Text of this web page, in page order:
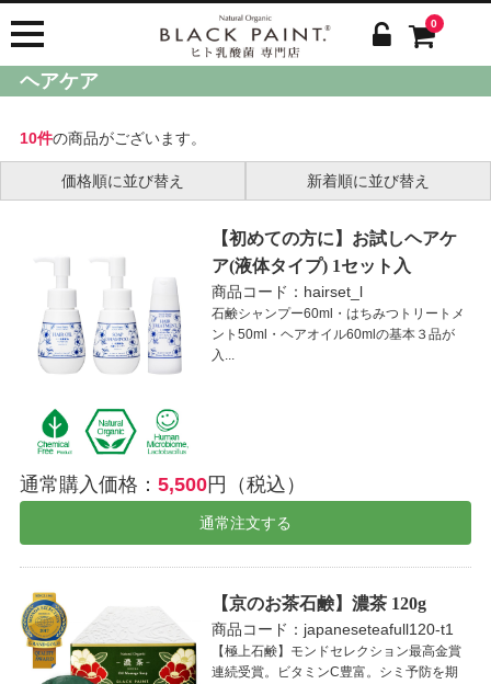
0
ヘアケア
10件の商品がございます。
価格順に並び替え 新着順に並び替え
【初めての方に】お試しヘアケ
ア(液体タイプ) 1セット入
商品コード：hairset_l
石鹸シャンプー60ml・はちみつトリートメ
ント50ml・ヘアオイル60mlの基本３品が
入...
通常購入価格： 5,500円（税込）
通常注文する
【京のお茶石鹸】濃茶 120g
商品コード：japaneseteafull120-t1
【極上石鹸】モンドセレクション最高金賞
連続受賞。ビタミンC豊富。シミ予防を期